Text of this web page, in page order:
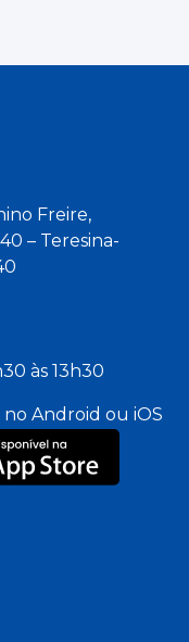
Freire,
– Teresina-
às 13h30
no Android ou iOS